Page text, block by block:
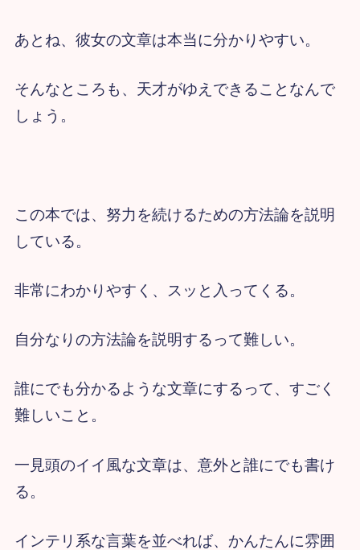
あとね、彼女の文章は本当に分かりやすい。
そんなところも、天才がゆえできることなんで
しょう。
この本では、努力を続けるための方法論を説明
している。
非常にわかりやすく、スッと入ってくる。
自分なりの方法論を説明するって難しい。
誰にでも分かるような文章にするって、すごく
難しいこと。
一見頭のイイ風な文章は、意外と誰にでも書け
る。
インテリ系な言葉を並べれば、かんたんに雰囲